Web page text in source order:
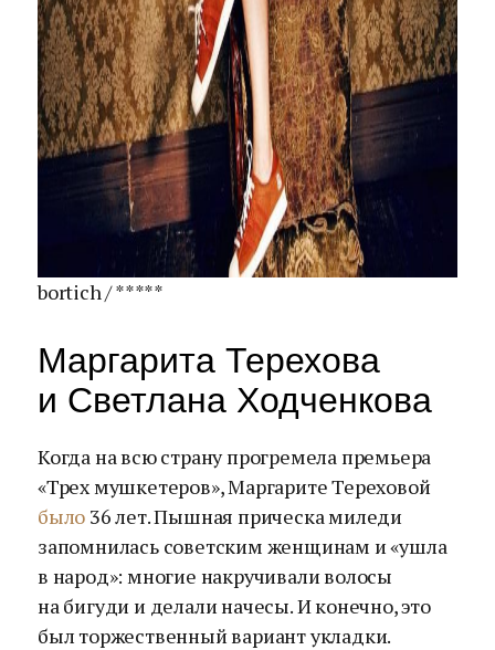
bortich / *****
Маргарита Терехова
и Светлана Ходченкова
Когда на всю страну прогремела премьера
«Трех мушкетеров», Маргарите Тереховой
было 36 лет. Пышная прическа миледи
запомнилась советским женщинам и «ушла
в народ»: многие накручивали волосы
на бигуди и делали начесы. И конечно, это
был торжественный вариант укладки.